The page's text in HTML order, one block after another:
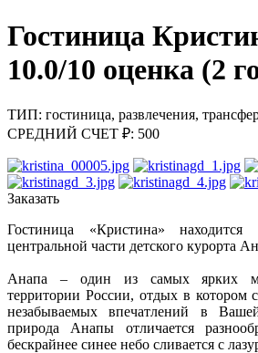
Гостиница
10.0/10 оценка (2
ТИП: гостиница, развлечения,
СРЕДНИЙ СЧЕТ ₽: 500
Заказать
Гостиница «Кристина»
центральной части детского курорта
Анапа – один из самых ярких
территории России, отдых в котором
незабываемых впечатлений в
природа Анапы отличается
бескрайнее синее небо сливается с